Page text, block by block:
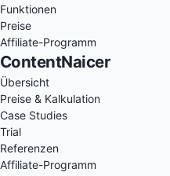
Funktionen
Preise
Affiliate-Programm
ContentNaicer
Übersicht
Preise & Kalkulation
Case Studies
Trial
Referenzen
Affiliate-Programm